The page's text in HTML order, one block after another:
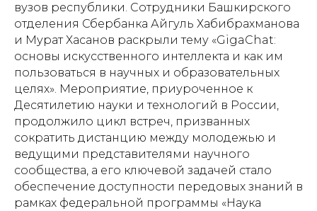
вузов республики. Сотрудники Башкирского
отделения Сбербанка Айгуль Хабибрахманова
и Мурат Хасанов раскрыли тему «GigaChat:
основы искусственного интеллекта и как им
пользоваться в научных и образовательных
целях». Мероприятие, приуроченное к
Десятилетию науки и технологий в России,
продолжило цикл встреч, призванных
сократить дистанцию между молодежью и
ведущими представителями научного
сообщества, а его ключевой задачей стало
обеспечение доступности передовых знаний в
рамках федеральной программы «Наука